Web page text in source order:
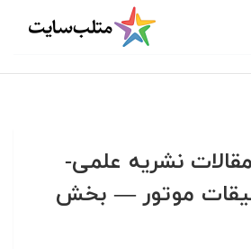
مقالات نشریه علمی-
موتور — بخش